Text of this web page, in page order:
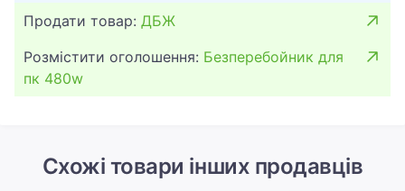
Продати товар: ДБЖ
Розмістити оголошення: Безперебойник для
пк 480w
Схожі товари інших продавців